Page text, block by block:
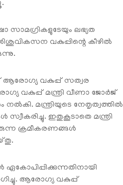
സാമഗ്രികളുടേയും ലഭ്യത
വകുപ്പിന്റെ കീഴിൽ
ആരോഗ്യ വകുപ്പ് സത്വര
വകുപ്പ് മന്ത്രി വീണാ ജോർജ്
മന്ത്രിയുടെ നേതൃത്വത്തിൽ
ഇതുകൂടാതെ മന്ത്രി
ക്രമീകരണങ്ങൾ
ഏകോപിപ്പിക്കുന്നതിനായി
ആരോഗ്യ വകുപ്പ്